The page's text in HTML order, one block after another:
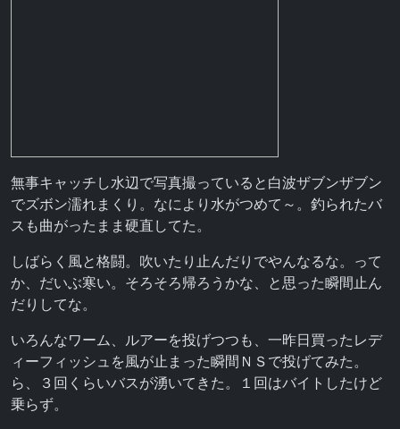
無事キャッチし水辺で写真撮っていると白波ザブンザブン
でズボン濡れまくり。なにより水がつめて～。釣られたバ
スも曲がったまま硬直してた。
しばらく風と格闘。吹いたり止んだりでやんなるな。って
か、だいぶ寒い。そろそろ帰ろうかな、と思った瞬間止ん
だりしてな。
いろんなワーム、ルアーを投げつつも、一昨日買ったレデ
ィーフィッシュを風が止まった瞬間ＮＳで投げてみた。
ら、３回くらいバスが湧いてきた。１回はバイトしたけど
乗らず。